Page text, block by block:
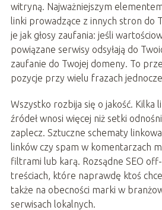
witryną. Najważniejszym
linki prowadzące z innych stron do
je jak głosy zaufania: jeśli
powiązane serwisy odsyłają do
zaufanie do Twojej domeny. To
pozycje przy wielu frazach
Wszystko rozbija się o jakość. Kilka
źródeł wnosi więcej niż setki
zaplecz. Sztuczne schematy
linków czy spam w komentarzach
filtrami lub karą. Rozsądne SEO
treściach, które naprawdę ktoś
także na obecności marki w
serwisach lokalnych.